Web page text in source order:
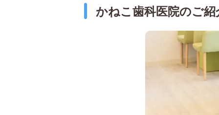
かねこ歯科医院のご紹